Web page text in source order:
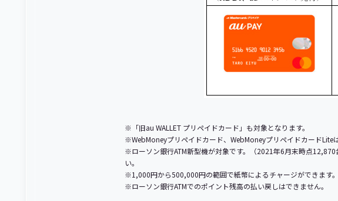
※「旧au WALLET プリペイドカード」も対象となります。
※WebMoneyプリペイドカード、WebMoneyプリペイドカードLite
※ローソン銀行ATM新型機が対象です。（2021年6月末時点
い。
※1,000円から500,000円の範囲で紙幣によるチャージができます。
※ローソン銀行ATMでのポイント残高の払い戻しはできません。